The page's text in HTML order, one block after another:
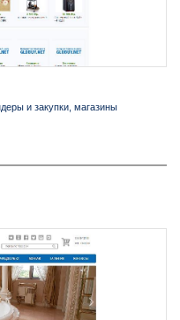
и закупки, магазины